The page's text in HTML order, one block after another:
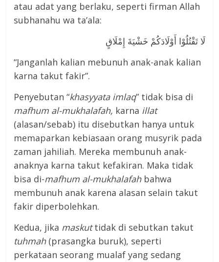
atau adat yang berlaku, seperti firman Allah
subhanahu wa ta’ala:
لَا تَقْتُلُوْا أَوْلَادَكُمْ خَشْيَةَ إِمْلَاقٍ
“Janganlah kalian mebunuh anak-anak kalian
karna takut fakir”.
Penyebutan “khasyyata imlaq” tidak bisa di
mafhum al-mukhalafah, karna illat
(alasan/sebab) itu disebutkan hanya untuk
memaparkan kebiasaan orang musyrik pada
zaman jahiliah. Mereka membunuh anak-
anaknya karna takut kefakiran. Maka tidak
bisa di-mafhum al-mukhalafahbahwa
membunuh anak karena alasan selain takut
fakir diperbolehkan.
Kedua, jika maskuttidak di sebutkan takut
tuhmah(prasangka buruk), seperti
perkataan seorang mualaf yang sedang